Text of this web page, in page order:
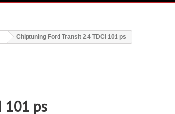
Chiptuning Ford Transit 2.4 TDCI 101 ps
101 ps